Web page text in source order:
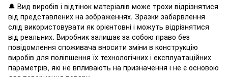
🔔 Вид виробів і відтінок матеріалів може трохи відрізнятися
від представлених на зображеннях. Зразки забарвлення
слід використовувати як орієнтовні і можуть відрізнятися
від реальних. Виробник залишає за собою право без
повідомлення споживача вносити зміни в конструкцію
виробів для поліпшення їх технологічних і експлуатаційних
параметрів, які не впливають на призначення і не є основою